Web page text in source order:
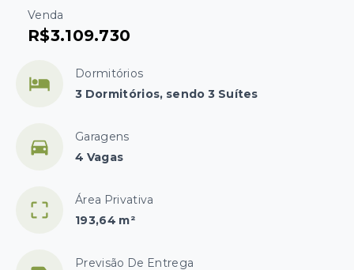
Venda
R$3.109.730
Dormitórios
3 Dormitórios, sendo 3 Suítes
Garagens
4 Vagas
Área Privativa
193,64 m²
Previsão De Entrega